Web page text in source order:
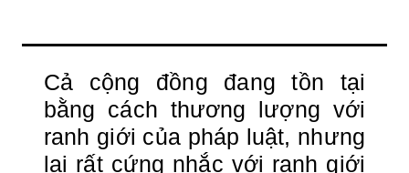
Cả cộng đồng đang tồn tại
bằng cách thương lượng với
ranh giới của pháp luật, nhưng
lại rất cứng nhắc với ranh giới